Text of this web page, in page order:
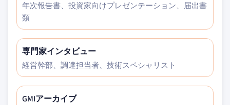
年次報告書、投資家向けプレゼンテーション、届出書
類
専門家インタビュー
経営幹部、調達担当者、技術スペシャリスト
GMIアーカイブ